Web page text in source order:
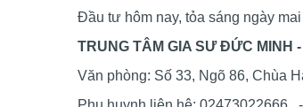
Đầu tư hôm nay, tỏa sáng ngày
TRUNG TÂM GIA SƯ ĐỨC MINH
Văn phòng: Số 33, Ngõ 86, Chùa